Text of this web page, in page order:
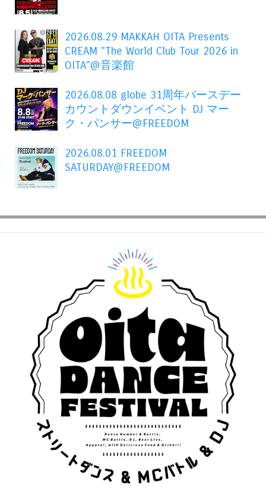
2026.08.29 MAKKAH OITA Presents
CREAM "The World Club Tour 2026 in
OITA"@音楽館
2026.08.08 globe 31周年バースデー
カウントダウンイベント DJ マー
ク・パンサー@FREEDOM
2026.08.01 FREEDOM
SATURDAY@FREEDOM